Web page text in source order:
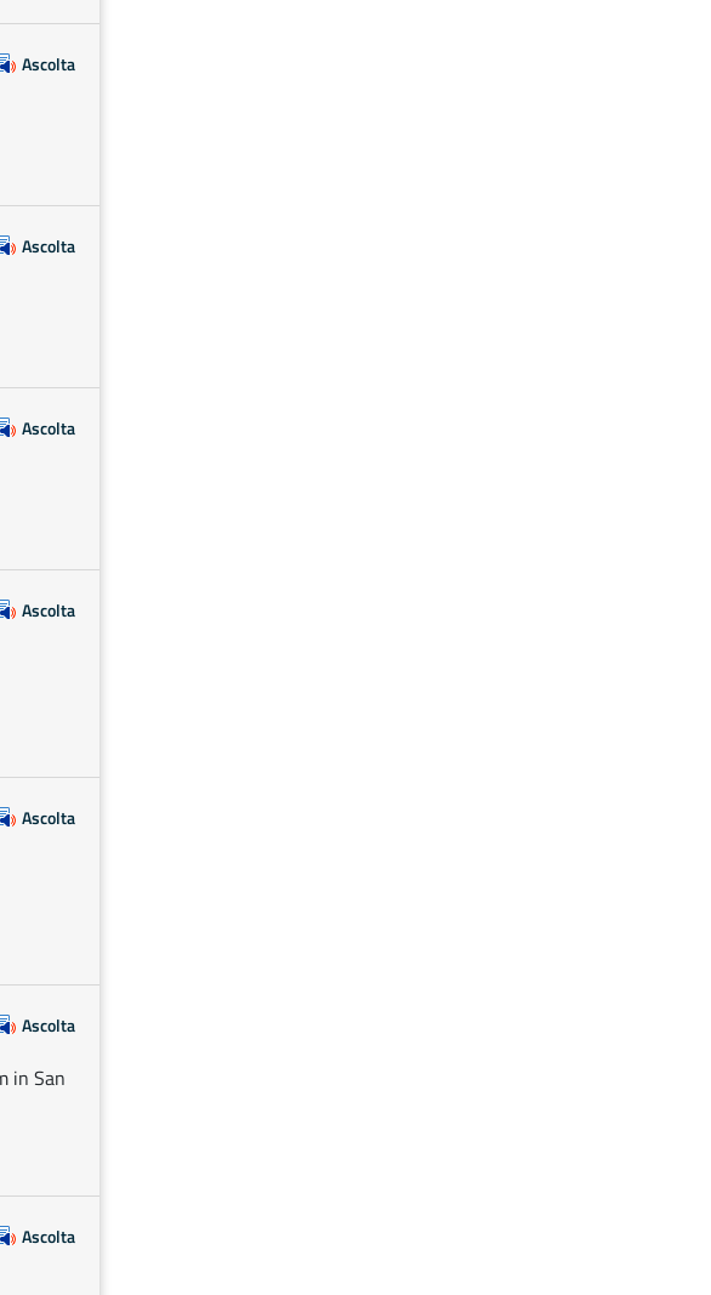
Ascolta
Ascolta
Ascolta
Ascolta
Ascolta
Ascolta
in San
Ascolta